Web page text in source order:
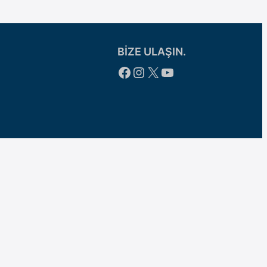
BİZE ULAŞIN.
Facebook
Instagram
X YouTube